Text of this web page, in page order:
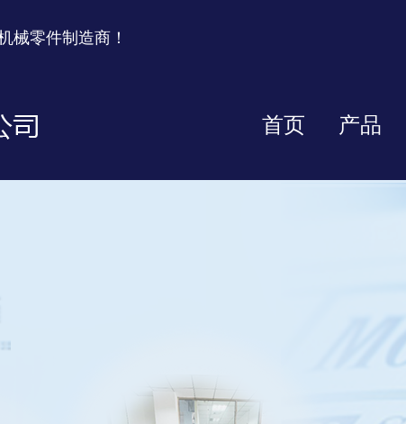
械零件制造商！
首页 产品